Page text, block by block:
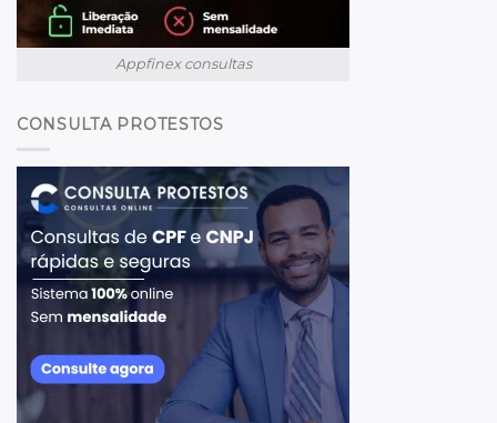
Appfinex consultas
CONSULTA PROTESTOS